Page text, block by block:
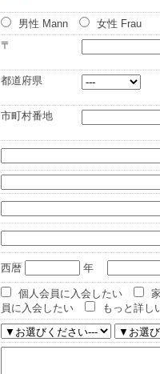
男性 Mann 女性 Frau
〒
都道府県
市町村番地
西暦 年
個人会員に入会したい
員に入会したい
もっと詳し